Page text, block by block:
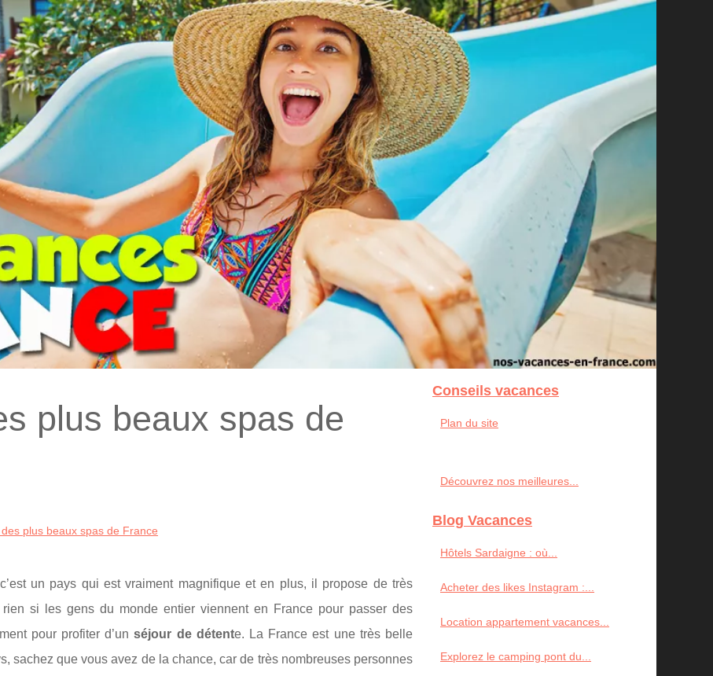
plus beaux spas de
plus beaux spas de France
un pays qui est vraiment magnifique et en plus, il propose de très
si les gens du monde entier viennent en France pour passer des
pour profiter d’unséjour de détente. La France est une très belle
sachez que vous avez de la chance, car de très nombreuses personnes
Conseils vacances
Plan du site
Découvrez nos meilleures...
Blog Vacances
Hôtels Sardaigne : où...
Acheter des likes Instagram :...
Location appartement vacances...
Explorez le camping pont du...